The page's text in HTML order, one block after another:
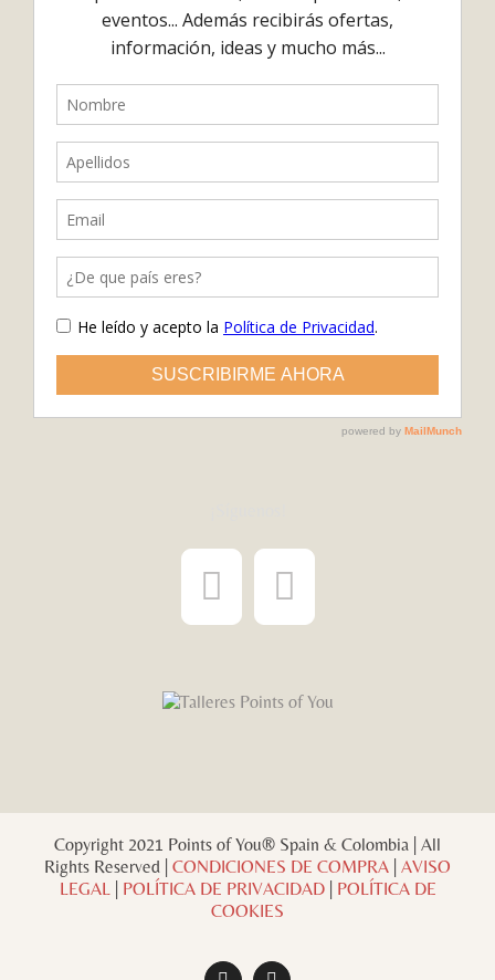
Copyright 2021 Points of You® Spain & Colombia | All
Rights Reserved | CONDICIONES DE COMPRA AVISO
LEGAL| POLÍTICA DE PRIVACIDAD| POLÍTICA DE
COOKIES